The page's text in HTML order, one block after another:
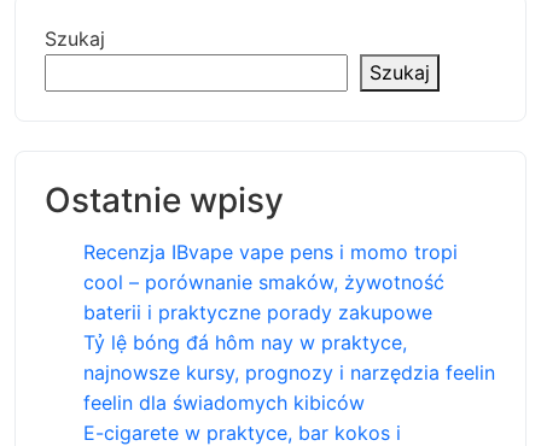
Szukaj
Szukaj
Ostatnie wpisy
Recenzja IBvape vape pens i momo tropi
cool – porównanie smaków, żywotność
baterii i praktyczne porady zakupowe
Tỷ lệ bóng đá hôm nay w praktyce,
najnowsze kursy, prognozy i narzędzia feelin
feelin dla świadomych kibiców
E-cigarete w praktyce, bar kokos i